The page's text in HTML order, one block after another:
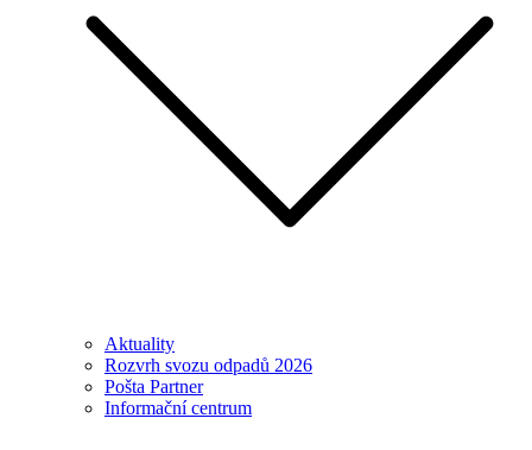
Aktuality
Rozvrh svozu odpadů 2026
Pošta Partner
Informační centrum